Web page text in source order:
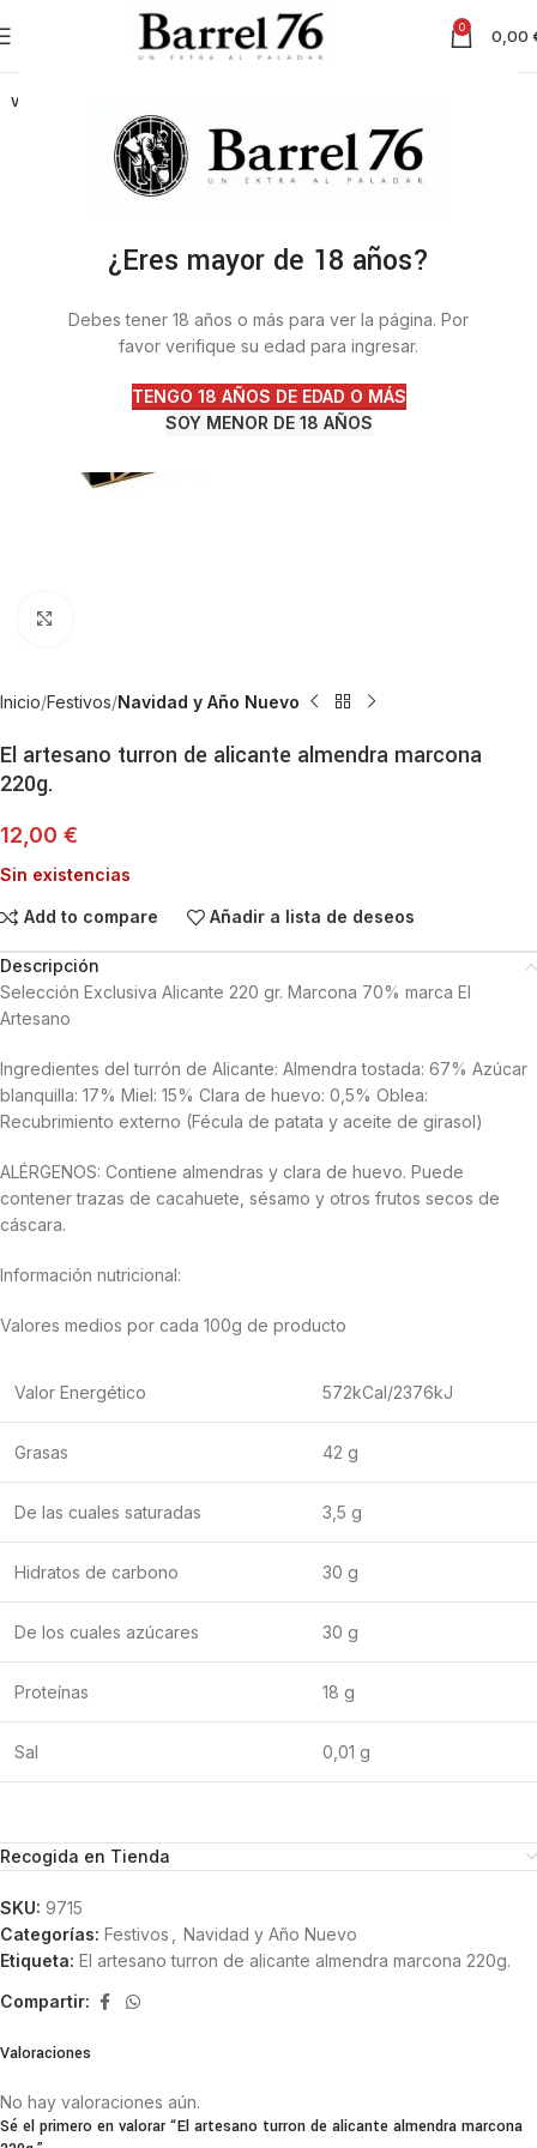
¿Eres mayor de 18 años?
Debes tener 18 años o más para ver la página. Por
favor verifique su edad para ingresar.
TENGO 18 AÑOS DE EDAD O MÁS
SOY MENOR DE 18 AÑOS
0 0,00
VENDI
Inicio Festivos Navidad y Año Nuevo
El artesano turron de alicante almendra marcona
220g.
12,00 €
Sin existencias
Add to compare Añadir a lista de deseos
Descripción
Selección Exclusiva Alicante 220 gr. Marcona 70% marca El
Artesano
Ingredientes del turrón de Alicante: Almendra tostada: 67% Azúcar
blanquilla: 17% Miel: 15% Clara de huevo: 0,5% Oblea:
Recubrimiento externo (Fécula de patata y aceite de girasol)
ALÉRGENOS: Contiene almendras y clara de huevo. Puede
contener trazas de cacahuete, sésamo y otros frutos secos de
cáscara.
Información nutricional:
Valores medios por cada 100g de producto
Valor Energético 572kCal/2376kJ
Grasas 42 g
De las cuales saturadas 3,5 g
Hidratos de carbono 30 g
De los cuales azúcares 30 g
Proteínas 18 g
Sal 0,01 g
Recogida en Tienda
SKU: 9715
Categorías: Festivos
Navidad y Año Nuevo
Etiqueta: El artesano turron de alicante almendra marcona 220g.
Compartir:
Valoraciones
No hay valoraciones aún.
Sé el primero en valorar “El artesano turron de alicante almendra marcona